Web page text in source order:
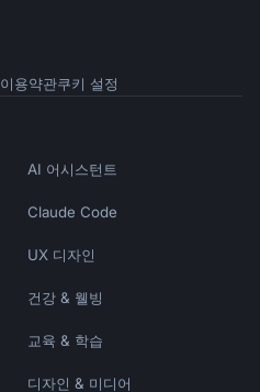
이용약관쿠키 설정
AI 어시스턴트
Claude Code
UX 디자인
건강 & 웰빙
교육 & 학습
디자인 & 미디어